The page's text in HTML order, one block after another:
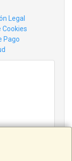
Legal
Cookies
Pago